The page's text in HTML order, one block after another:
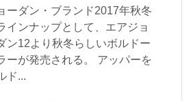
ーダン・ブランド2017年秋冬
インナップとして、エアジョ
ン12より秋冬らしいボルドー
ーが発売される。 アッパーを
ド...